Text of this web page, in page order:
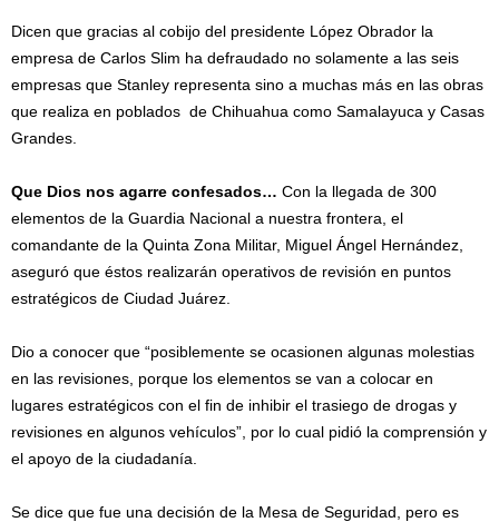
Dicen que gracias al cobijo del presidente López Obrador la
empresa de Carlos Slim ha defraudado no solamente a las seis
empresas que Stanley representa sino a muchas más en las obras
que realiza en poblados de Chihuahua como Samalayuca y Casas
Grandes.
Que Dios nos agarre confesados… Con la llegada de 300
elementos de la Guardia Nacional a nuestra frontera, el
comandante de la Quinta Zona Militar, Miguel Ángel Hernández,
aseguró que éstos realizarán operativos de revisión en puntos
estratégicos de Ciudad Juárez.
Dio a conocer que “posiblemente se ocasionen algunas molestias
en las revisiones, porque los elementos se van a colocar en
lugares estratégicos con el fin de inhibir el trasiego de drogas y
revisiones en algunos vehículos”, por lo cual pidió la comprensión y
el apoyo de la ciudadanía.
Se dice que fue una decisión de la Mesa de Seguridad, pero es